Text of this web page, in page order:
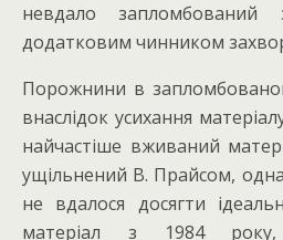
невдало запломбований
додатковим чинником
Порожнини в
внаслідок усихання
найчастіше вживаний
ущільнений В. Прайсом,
не вдалося досягти
матеріал з 1984